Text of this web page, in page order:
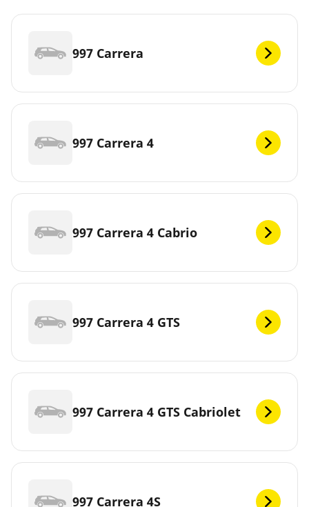
997 Carrera
997 Carrera 4
997 Carrera 4 Cabrio
997 Carrera 4 GTS
997 Carrera 4 GTS Cabriolet
997 Carrera 4S